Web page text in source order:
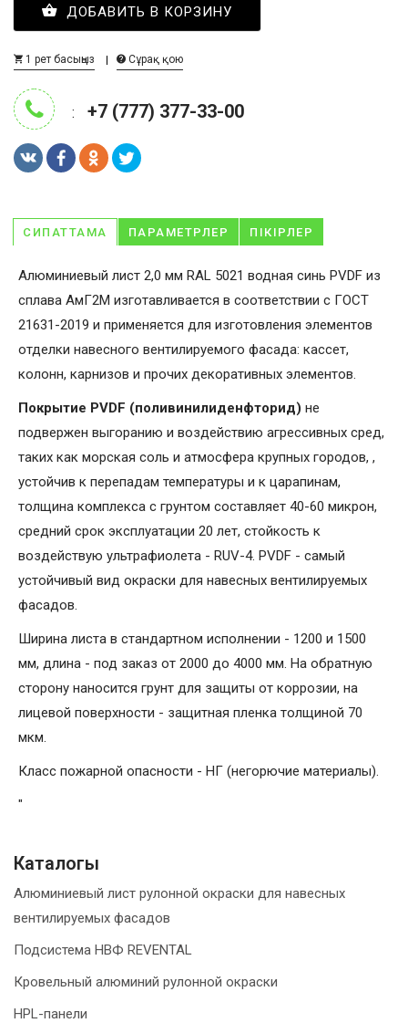
ДОБАВИТЬ В КОРЗИНУ
1 рет басыңыз Сұрақ қою
: +7 (777) 377-33-00
СИПАТТАМА ПАРАМЕТРЛЕР ПІКІРЛЕР
Алюминиевый лист 2,0 мм RAL 5021 водная синь PVDF из
сплава АмГ2М изготавливается в соответствии с ГОСТ
21631-2019 и применяется для изготовления элементов
отделки навесного вентилируемого фасада: кассет,
колонн, карнизов и прочих декоративных элементов.
Покрытие PVDF (поливинилиденфторид) не
подвержен выгоранию и воздействию агрессивных сред,
таких как морская соль и атмосфера крупных городов, ,
устойчив к перепадам температуры и к царапинам,
толщина комплекса с грунтом составляет 40-60 микрон,
средний срок эксплуатации 20 лет, стойкость к
воздействую ультрафиолета - RUV-4. PVDF - самый
устойчивый вид окраски для навесных вентилируемых
фасадов.
Ширина листа в стандартном исполнении - 1200 и 1500
мм, длина - под заказ от 2000 до 4000 мм. На обратную
сторону наносится грунт для защиты от коррозии, на
лицевой поверхности - защитная пленка толщиной 70
мкм.
Класс пожарной опасности - НГ (негорючие материалы).
"
Каталогы
Алюминиевый лист рулонной окраски для навесных
вентилируемых фасадов
Подсистема НВФ REVENTAL
Кровельный алюминий рулонной окраски
HPL-панели